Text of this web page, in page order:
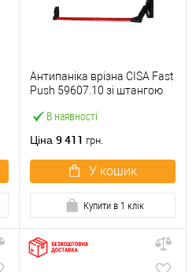
В наявності
Антипаніка врізна CISA Fast
Push 59607.10 зі штангою
Ціна 9 411 грн.
У кошик
Купити в 1 клік